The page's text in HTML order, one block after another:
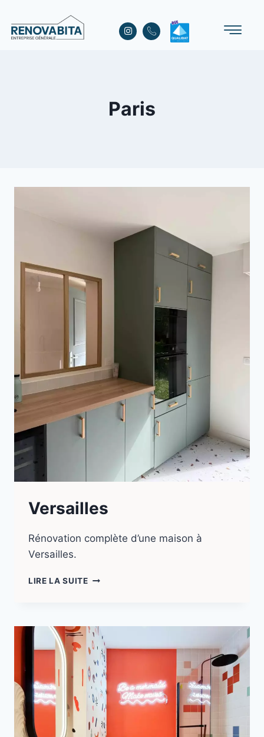
Paris
Versailles
Rénovation complète d’une maison à
Versailles.
LIRE LA SUITE